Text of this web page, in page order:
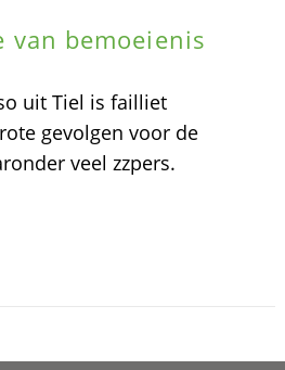
van bemoeienis
uit Tiel is failliet
gevolgen voor de
veel zzpers.